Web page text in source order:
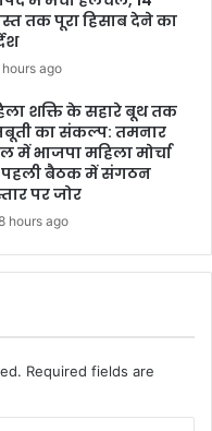
तक पूरा हिसाब देने का
hours ago
शक्ति के सहारे बूथ तक
का संकल्प: तमनार
में भाजपा महिला मोर्चा
पहली बैठक में संगठन
पर जोर
hours ago
Required fields are